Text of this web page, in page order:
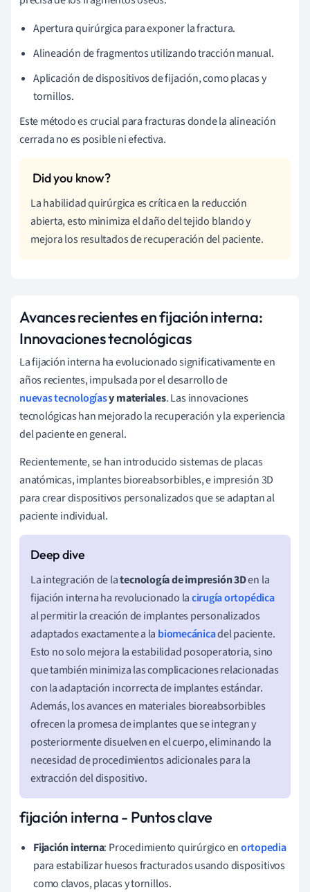
Apertura quirúrgica para exponer la fractura.
Alineación de fragmentos utilizando tracción manual.
Aplicación de dispositivos de fijación, como placas y
tornillos.
Este método es crucial para fracturas donde la alineación
cerrada no es posible ni efectiva.
La habilidad quirúrgica es crítica en la reducción
abierta, esto minimiza el daño del tejido blando y
mejora los resultados de recuperación del paciente.
Avances recientes en fijación interna:
Innovaciones tecnológicas
La fijación interna ha evolucionado significativamente en
años recientes, impulsada por el desarrollo de
nuevas tecnologíasy materiales. Las innovaciones
tecnológicas han mejorado la recuperación y la experiencia
del paciente en general.
Recientemente, se han introducido sistemas de placas
anatómicas, implantes bioreabsorbibles, e impresión 3D
para crear dispositivos personalizados que se adaptan al
paciente individual.
La integración de latecnología de impresión 3Den la
fijación interna ha revolucionado lacirugía ortopédica
al permitir la creación de implantes personalizados
adaptados exactamente a la biomecánicadel paciente.
Esto no solo mejora la estabilidad posoperatoria, sino
que también minimiza las complicaciones relacionadas
con la adaptación incorrecta de implantes estándar.
Además, los avances en materiales bioreabsorbibles
ofrecen la promesa de implantes que se integran y
posteriormente disuelven en el cuerpo, eliminando la
necesidad de procedimientos adicionales para la
extracción del dispositivo.
fijación interna - Puntos clave
Fijación interna: Procedimiento quirúrgico enortopedia
para estabilizar huesos fracturados usando dispositivos
como clavos, placas y tornillos.